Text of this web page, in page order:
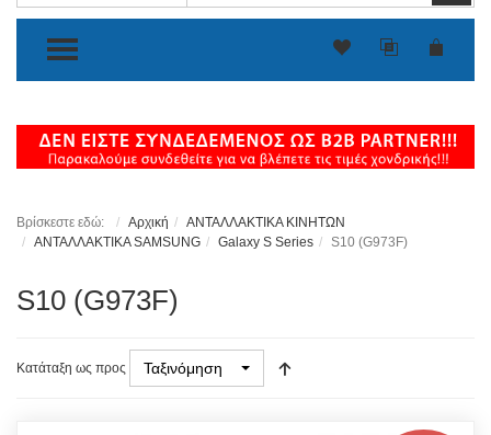
TOGGLE MENU
Βρίσκεστε εδώ: Αρχική
ΑΝΤΑΛΛΑΚΤΙΚΑ ΚΙΝΗΤΩΝ
ΑΝΤΑΛΛΑΚΤΙΚΑ SAMSUNG
Galaxy S Series S10 (G973F)
S10 (G973F)
Κατάταξη ως προς Ταξινόμηση